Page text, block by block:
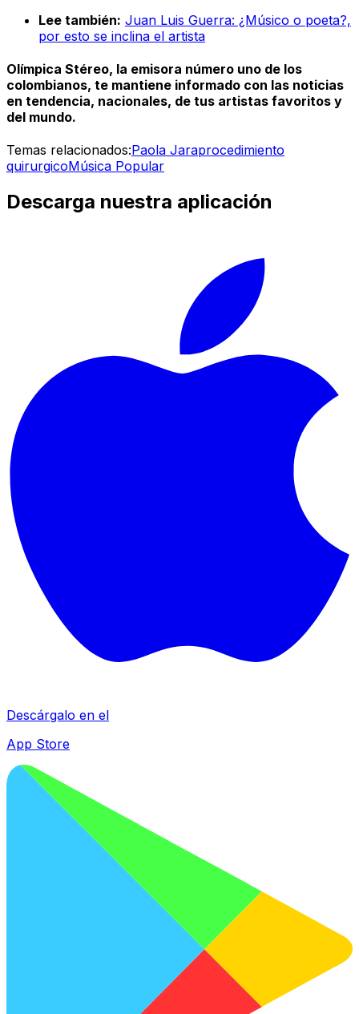
Lee también: Juan Luis Guerra: ¿Músico o poeta?,
por esto se inclina el artista
Olímpica Stéreo, la emisora número uno de los
colombianos, te mantiene informado con las noticias
en tendencia, nacionales, de tus artistas favoritos y
del mundo.
Temas relacionados:Paola Jaraprocedimiento
quirurgicoMúsica Popular
Descarga nuestra aplicación
Descárgalo en el
App Store